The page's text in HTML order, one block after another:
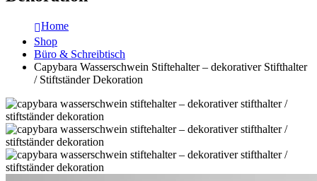
Home
Shop
Büro & Schreibtisch
Capybara Wasserschwein Stiftehalter – dekorativer Stifthalter
/ Stiftständer Dekoration